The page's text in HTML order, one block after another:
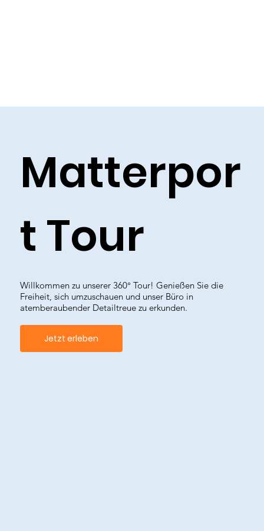
Matterpor
t Tour
Willkommen zu unserer 360° Tour! Genießen Sie die
Freiheit, sich umzuschauen und unser Büro in
atemberaubender Detailtreue zu erkunden.
Jetzt erleben